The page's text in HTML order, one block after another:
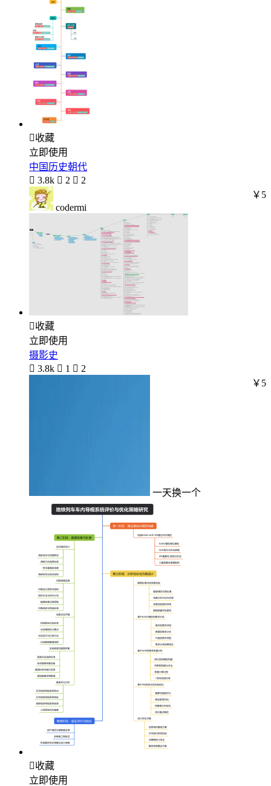
收藏
立即使用
中国历史朝代
 3.8k  2  2
codermi
￥5
收藏
立即使用
摄影史
 3.8k  1  2
一天换一个
￥5
收藏
立即使用